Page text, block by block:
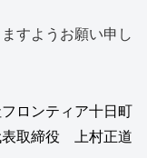
すようお願い申し
ロンティア十日町
表取締役 上村正道